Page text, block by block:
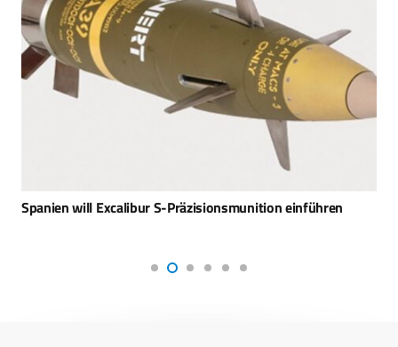
Spanien will Excalibur S-Präzisionsmunition einführen